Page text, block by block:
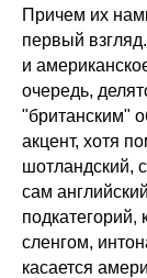
Причем их
первый
и
очередь,
"британским"
акцент, хотя
шотландский,
сам
подкатегорий,
сленгом,
касается